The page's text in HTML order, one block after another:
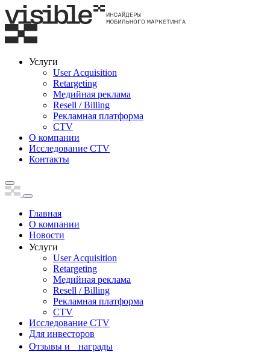
Услуги
User Acquisition
Retargeting
Медийная реклама
Resell / Billing
Рекламная платформа
CTV
О компании
Исследование CTV
Контакты
Главная
О компании
Новости
Услуги
User Acquisition
Retargeting
Медийная реклама
Resell / Billing
Рекламная платформа
CTV
Исследование CTV
Для инвесторов
Отзывы и награды